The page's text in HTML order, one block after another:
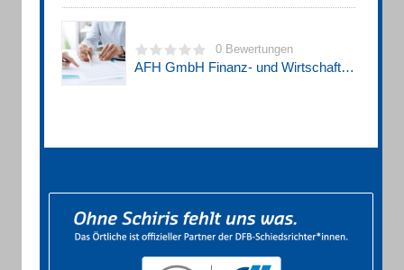
0 Bewertungen
AFH GmbH Finanz- und Wirtschaftsberatung